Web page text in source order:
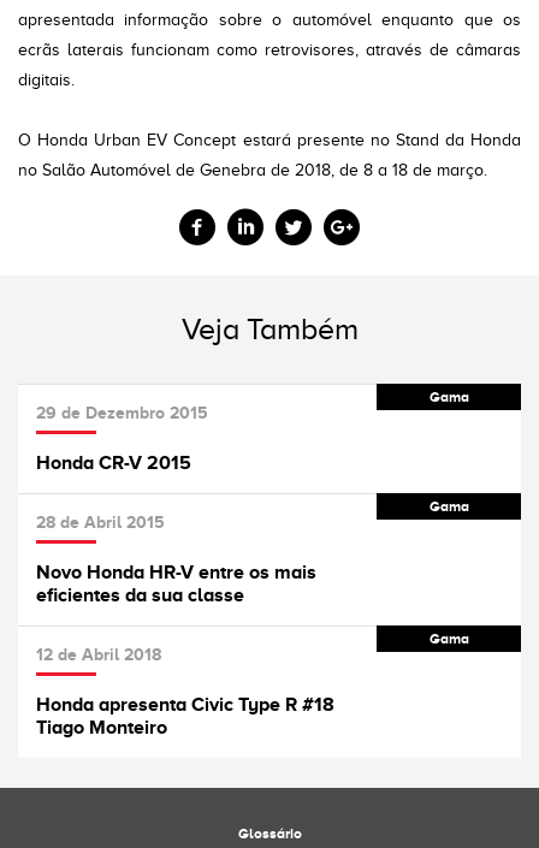
apresentada informação sobre o automóvel enquanto que os
ecrãs laterais funcionam como retrovisores, através de câmaras
digitais.
O Honda Urban EV Concept estará presente no Stand da Honda
no Salão Automóvel de Genebra de 2018, de 8 a 18 de março.
Veja Também
29 de Dezembro 2015
Honda CR-V 2015
Gama
28 de Abril 2015
Novo Honda HR-V entre os mais
eficientes da sua classe
Gama
12 de Abril 2018
Honda apresenta Civic Type R #18
Tiago Monteiro
Gama
Glossário